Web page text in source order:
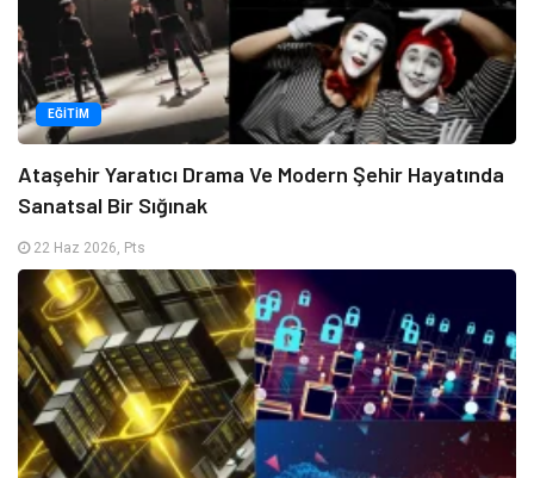
EĞITIM
Ataşehir Yaratıcı Drama Ve Modern Şehir Hayatında
Sanatsal Bir Sığınak
22 Haz 2026, Pts